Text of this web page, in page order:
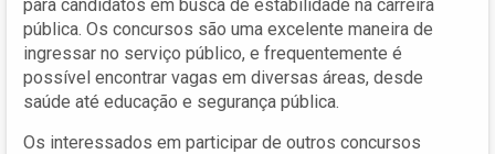
para candidatos em busca de estabilidade na carreira
pública. Os concursos são uma excelente maneira de
ingressar no serviço público, e frequentemente é
possível encontrar vagas em diversas áreas, desde
saúde até educação e segurança pública.
Os interessados em participar de outros concursos